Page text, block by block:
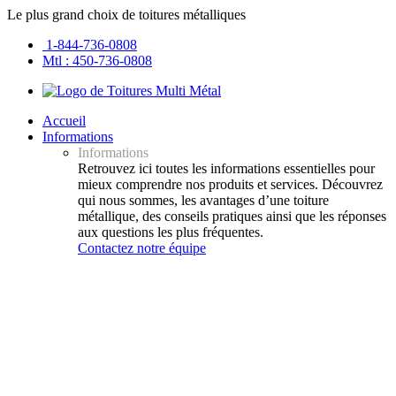
Le plus grand choix de toitures métalliques
1-844-736-0808
Mtl : 450-736-0808
Accueil
Informations
Informations
Retrouvez ici toutes les informations essentielles pour
mieux comprendre nos produits et services. Découvrez
qui nous sommes, les avantages d’une toiture
métallique, des conseils pratiques ainsi que les réponses
aux questions les plus fréquentes.
Contactez notre équipe